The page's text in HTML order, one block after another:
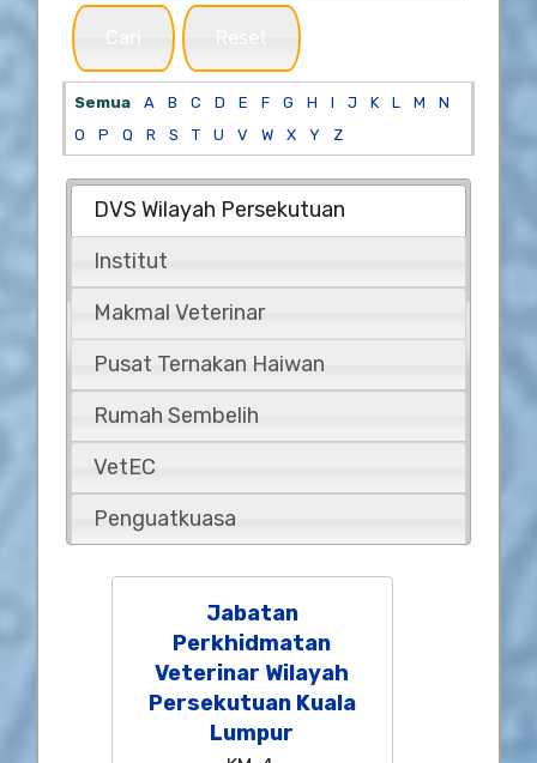
Cari Reset
Semua A B C D E F G H I J K L M
N
O
P Q R S T U V W X Y Z
DVS Wilayah Persekutuan
Institut
Makmal Veterinar
Pusat Ternakan Haiwan
Rumah Sembelih
VetEC
Penguatkuasa
Jabatan
Perkhidmatan
Veterinar Wilayah
Persekutuan Kuala
Lumpur